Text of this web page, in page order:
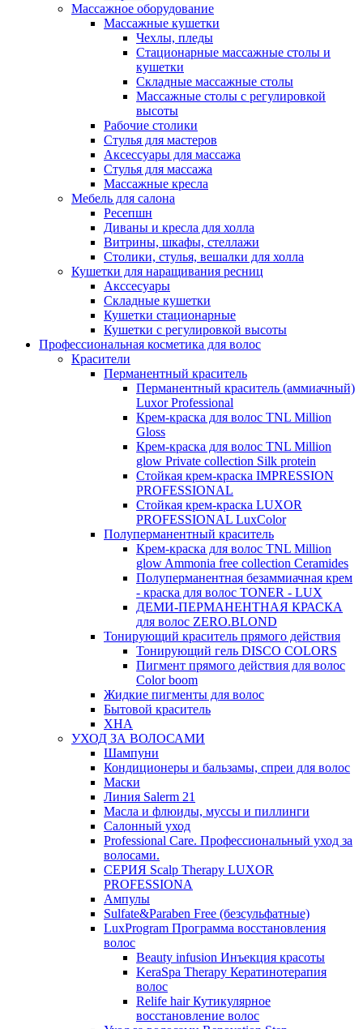
Массажное оборудование
Массажные кушетки
Чехлы, пледы
Стационарные массажные столы и
кушетки
Складные массажные столы
Массажные столы с регулировкой
высоты
Рабочие столики
Стулья для мастеров
Аксессуары для массажа
Стулья для массажа
Массажные кресла
Мебель для салона
Ресепшн
Диваны и кресла для холла
Витрины, шкафы, стеллажи
Столики, стулья, вешалки для холла
Кушетки для наращивания ресниц
Акссесуары
Складные кушетки
Кушетки стационарные
Кушетки с регулировкой высоты
Профессиональная косметика для волос
Красители
Перманентный краситель
Перманентный краситель (аммиачный)
Luxor Professional
Крем-краска для волос TNL Million
Gloss
Крем-краска для волос TNL Million
glow Private collection Silk protein
Стойкая крем-краска IMPRESSION
PROFESSIONAL
Стойкая крем-краска LUXOR
PROFESSIONAL LuxColor
Полуперманентный краситель
Крем-краска для волос TNL Million
glow Ammonia free collection Ceramides
Полуперманентная безаммиачная крем
- краска для волос TONER - LUX
ДЕМИ-ПЕРМАНЕНТНАЯ КРАСКА
для волос ZERO.BLOND
Тонирующий краситель прямого действия
Тонирующий гель DISCO COLORS
Пигмент прямого действия для волос
Color boom
Жидкие пигменты для волос
Бытовой краситель
ХНА
УХОД ЗА ВОЛОСАМИ
Шампуни
Кондиционеры и бальзамы, спреи для волос
Маски
Линия Salerm 21
Масла и флюиды, муссы и пиллинги
Салонный уход
Professional Care. Профессиональный уход за
волосами.
СЕРИЯ Scalp Therapy LUXOR
PROFESSIONA
Ампулы
Sulfate&Paraben Free (безсульфатные)
LuxProgram Программа восстановления
волос
Beauty infusion Инъекция красоты
KeraSpa Therapy Кератинотерапия
волос
Relife hair Кутикулярное
восстановление волос